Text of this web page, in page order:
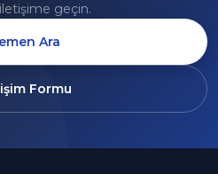
geçin.
Ara
Formu